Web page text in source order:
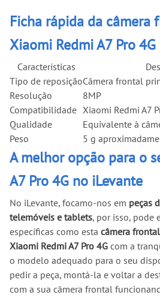
Ficha rápida da câmera
Xiaomi Redmi A7 Pro 4G
Características
Tipo de reposiçãoCâmera frontal
Resolução
8MP
Compatibilidade Xiaomi Redmi A7
Qualidade
Equivalente à
Peso
5 g
A melhor opção para o
A7 Pro 4G no iLevante
No iLevante, focamo-nos em peças
telemóveis e tablets, por isso, pode
específicas como esta câmera
Xiaomi Redmi A7 Pro 4G com a
o modelo adequado para o seu
pedir a peça, montá-la e voltar a
com a sua câmera frontal